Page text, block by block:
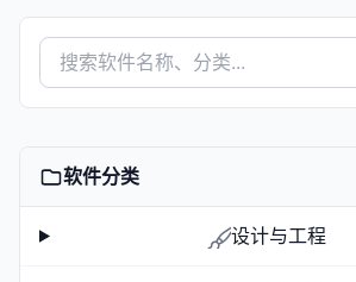
软件分类
设计与工程